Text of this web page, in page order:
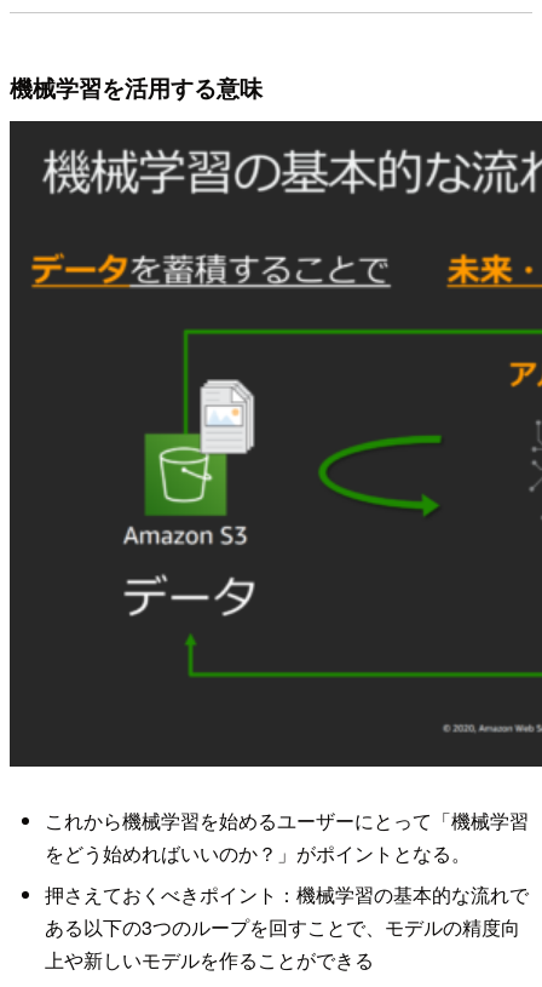
機械学習を活用する意味
これから機械学習を始めるユーザーにとって「機械学習
をどう始めればいいのか？」がポイントとなる。
押さえておくべきポイント：機械学習の基本的な流れで
ある以下の3つのループを回すことで、モデルの精度向
上や新しいモデルを作ることができる